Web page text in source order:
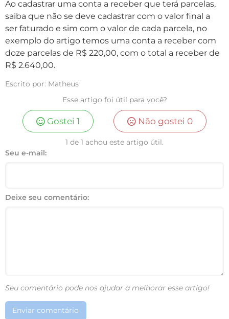
Ao cadastrar uma conta a receber que terá parcelas,
saiba que não se deve cadastrar com o valor final a
ser faturado e sim com o valor de cada parcela, no
exemplo do artigo temos uma conta a receber com
doze parcelas de R$ 220,00, com o total a receber de
R$ 2.640,00.
Escrito por: Matheus
Esse artigo foi útil para você?
Gostei1 Não gostei 0
1 de 1 achou este artigo útil.
Seu e-mail:
Deixe seu comentário:
Seu comentário pode nos ajudar a melhorar esse artigo!
Enviar comentário